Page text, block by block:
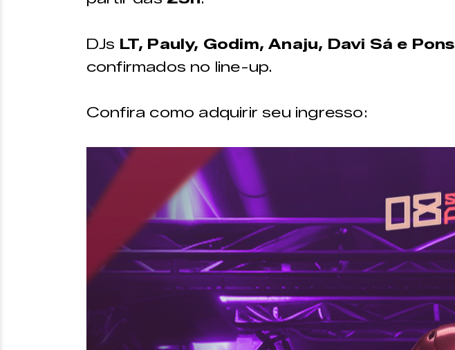
Pista – R$35,00
Backstage – R$100,00
Zine Cultural
Endereço:
Praça Menelick de
Carvalho, 150
Funcionamento:
Aberto de segunda
às 18h
DJs LT, Pauly, Godim, Anaju, Davi Sá e Pons
confirmados no line-up.
Confira como adquirir seu ingresso: